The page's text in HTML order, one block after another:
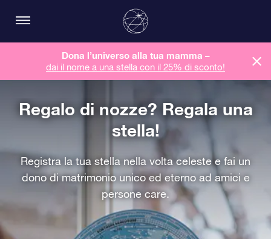
Dona l’universo alla tua mamma –
dai il nome a una stella con il 25% di sconto!
Regalo di nozze? Regala una
stella!
Registra la tua stella nella volta celeste e fai un
dono di matrimonio unico ed eterno ad amici e
persone care.